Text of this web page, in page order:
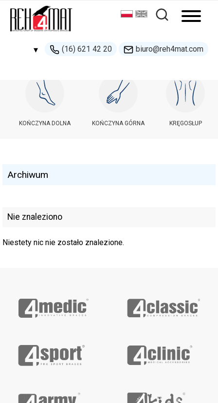
▾ (16) 621 42 20 biuro@reh4mat.com
500 132 274
handel@reh4mat.com
KOŃCZYNA DOLNA KOŃCZYNA GÓRNA KRĘGOSŁUP
Archiwum
Nie znaleziono
Niestety nic nie zostało znalezione.